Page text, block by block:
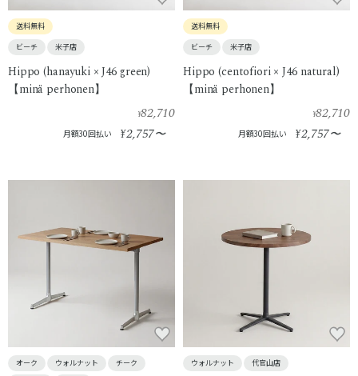
送料無料
ビーチ
米子店
Hippo (hanayuki × J46 green)
【minä perhonen】
¥82,710
月額30回払い ¥2,757〜
送料無料
ビーチ
米子店
Hippo (centofiori × J46 natural)
【minä perhonen】
¥82,710
月額30回払い ¥2,757〜
オーク ウォルナット
チーク
ウォルナット 代官山店